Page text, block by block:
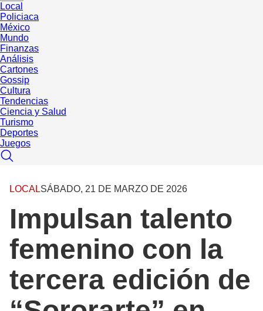
Local
Policiaca
México
Mundo
Finanzas
Análisis
Cartones
Gossip
Cultura
Tendencias
Ciencia y Salud
Turismo
Deportes
Juegos
LOCALSÁBADO, 21 DE MARZO DE 2026
Impulsan talento
femenino con la
tercera edición de